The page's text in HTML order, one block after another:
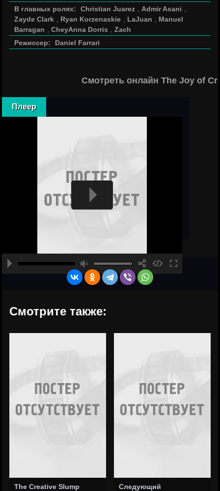
В главных ролях:
Christian Juarez Admir Asani
Zayde Clark
Ryan Korzenaskie LaJuan
Manuel
Barragan
,CheyAnna Dorris ,Zach
Режиссер:
Daniel Farrari
Смотреть онлайн The Joy of
Плеер
Смотрите также:
The Creative Slump Следующий